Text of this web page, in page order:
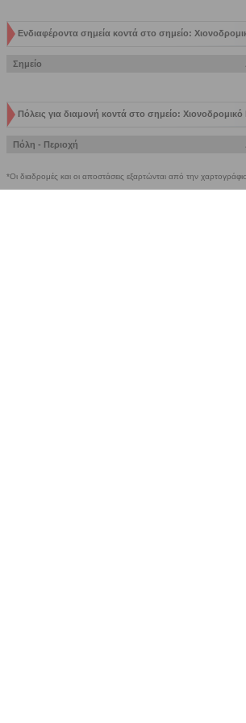
Ενδιαφέροντα σημεία κοντά στο σημείο:
Σημείο
Πόλεις για διαμονή κοντά στο σημείο:
Πόλη - Περιοχή
*Οι διαδρομές και οι αποστάσεις εξαρτώνται από την